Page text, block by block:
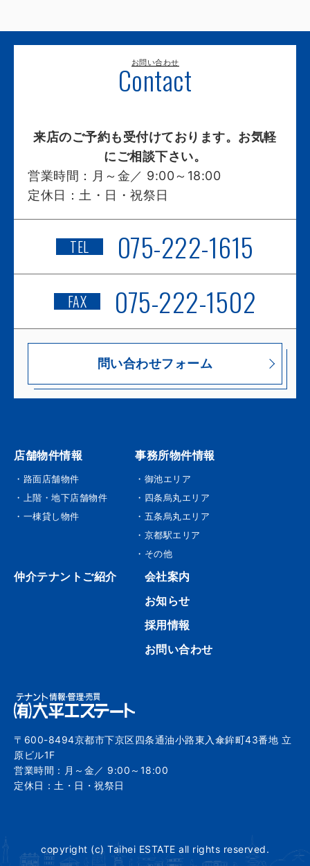
お問い合わせ
Contact
来店のご予約も受付けております。お気軽
にご相談下さい。
営業時間：
月～金／ 9:00～18:00
定休日： 土・日・祝祭日
TEL 075-222-1615
FAX 075-222-1502
問い合わせフォーム
店舗物件情報
・路面店舗物件
・上階・地下店舗物件
・一棟貸し物件
事務所物件情報
・御池エリア
・四条烏丸エリア
・五条烏丸エリア
・京都駅エリア
・その他
仲介テナントご紹介
会社案内
お知らせ
採用情報
お問い合わせ
〒600-8494京都市下京区四条通油小路東入傘鉾町43番地 立
原ビル1F
営業時間：月～金／ 9:00～18:00
定休日：土・日・祝祭日
copyright (c) Taihei ESTATE all rights reserved.